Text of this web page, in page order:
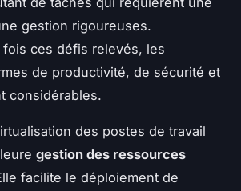
gestion rigoureuses.
ces défis relevés, les
de productivité, de sécurité et
considérables.
des postes de travail
gestion des ressources
facilite le déploiement de